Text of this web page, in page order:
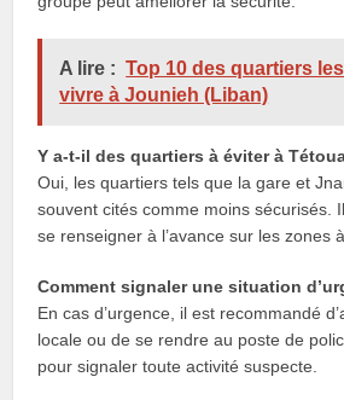
A lire : Top 10 des quartiers
vivre à Jounieh (Liban)
Y a-t-il des quartiers à éviter à
Oui, les quartiers tels que la gare et
souvent cités comme moins sécurisés.
se renseigner à l’avance sur les zones
Comment signaler une situation
En cas d’urgence, il est recommandé
locale ou de se rendre au poste de
pour signaler toute activité suspecte.